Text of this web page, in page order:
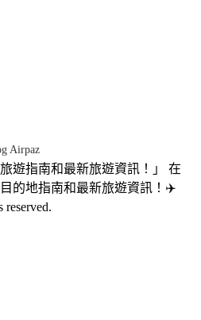
Airpaz
遊指南和最新旅遊資訊！」 在
的地指南和最新旅遊資訊！✈️